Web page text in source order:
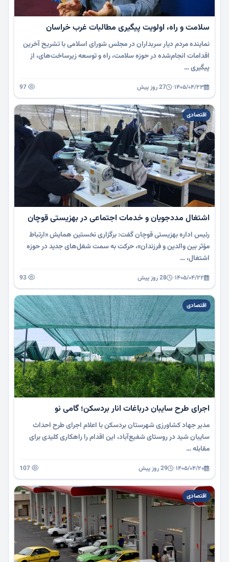
سلامت و راه، اولویت پیگیری مطالبات غرب خراسان
نماینده مردم دیار سربداران در مجلس شورای اسلامی با تشریح آخرین
اقدامات انجام‌شده در حوزه سلامت، راه و توسعه زیرساخت‌های، از
پیگیری …
۱۴۰۵/۰۴/۲۳· 27 روز پیش
اقتصادی
اشتغال مددجویان و خدمات اجتماعی در بهزیستی قوچان
رئیس اداره بهزیستی قوچان گفت: برگزاری نخستین همایش «ارتباط
مؤثر بین والدین و فرزندان»، حرکت به سمت شغل‌های جدید در حوزه
اشتغال، …
۱۴۰۵/۰۴/۲۲· 28 روز پیش
اقتصادی
اجرای طرح سایبان درباغات انار بردسکن؛ گامی نو
مدیر جهاد کشاورزی شهرستان بردسکن با اعلام اجرای طرح احداث
سایبان شید در روستای شفیع‌آباد، این اقدام را راهکاری کلیدی برای
مقابله …
۱۴۰۵/۰۴/۲۰· 29 روز پیش
اقتصادی